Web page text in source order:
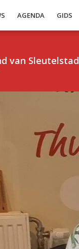
AGENDA GIDS
van Sleutelstad